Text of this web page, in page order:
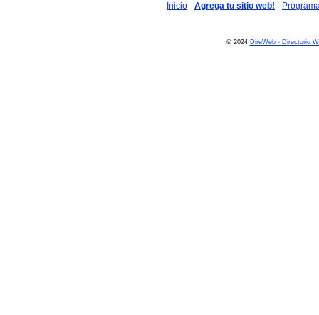
Inicio - Agrega tu sitio web! -
© 2024 DireWeb - Directorio